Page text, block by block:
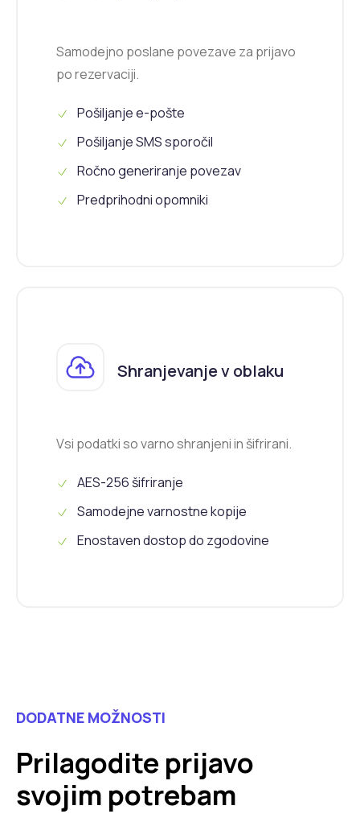
Samodejno poslane povezave za prijavo
po rezervaciji.
Pošiljanje e-pošte
Pošiljanje SMS sporočil
Ročno generiranje povezav
Predprihodni opomniki
Shranjevanje v oblaku
Vsi podatki so varno shranjeni in šifrirani.
AES-256 šifriranje
Samodejne varnostne kopije
Enostaven dostop do zgodovine
DODATNE MOŽNOSTI
Prilagodite prijavo
svojim potrebam